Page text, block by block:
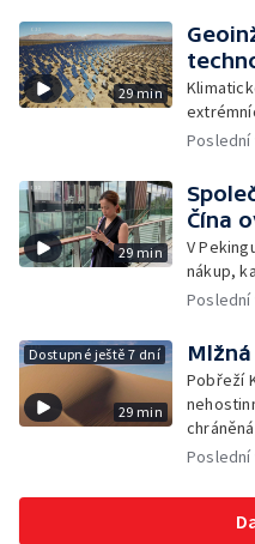
29 min
29 min
Čína
V
nákup,
Dostupné ještě 7 dní
29 min
Pobřeží